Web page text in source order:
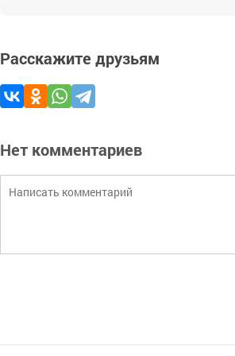
Расскажите друзьям
Нет комментариев